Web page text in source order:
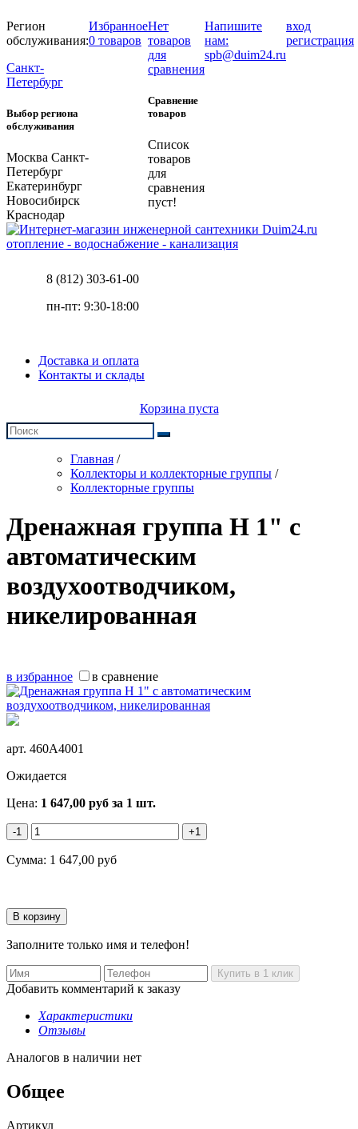
Регион
обслуживания:
Санкт-
Петербург
Выбор региона
обслуживания
Москва Санкт-
Петербург
Екатеринбург
Новосибирск
Краснодар
Избранное
0 товаров
Нет
товаров
для
сравнения
Сравнение
товаров
Список
товаров
для
сравнения
пуст!
Напишите
нам:
spb@duim24.ru
вход
регистрация
отопление - водоснабжение - канализация
8 (812) 303-61-00
пн-пт: 9:30-18:00
Доставка и оплата
Контакты и склады
Корзина пуста
Главная /
Коллекторы и коллекторные группы /
Коллекторные группы
Дренажная группа Н 1" с
автоматическим
воздухоотводчиком,
никелированная
в избранное в сравнение
арт. 460A4001
Ожидается
Цена: 1 647,00 руб за 1 шт.
-1 +1
Сумма: 1 647,00 руб
Заполните только имя и телефон!
Добавить комментарий к заказу
Характеристики
Отзывы
Аналогов в наличии нет
Общее
Артикул